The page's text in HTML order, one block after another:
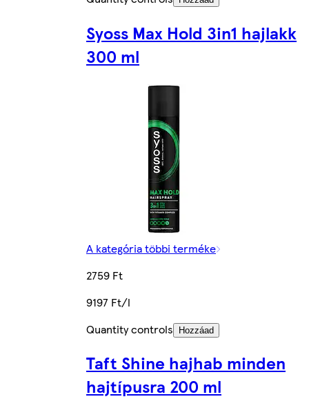
Syoss Max Hold 3in1 hajlakk
300 ml
A kategória többi terméke
2759 Ft
9197 Ft/l
Quantity controls
Hozzáad
Taft Shine hajhab minden
hajtípusra 200 ml